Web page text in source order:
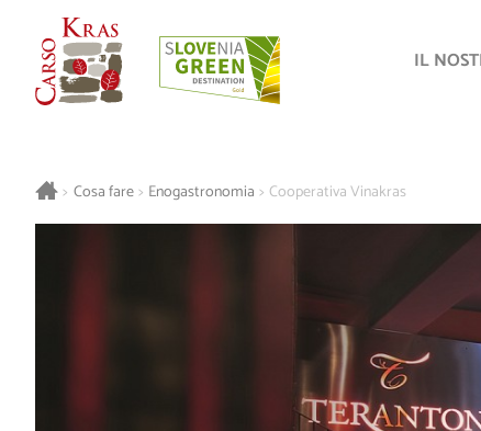
IL
> Cosa fare > Enogastronomia > Cooperativa Vinakras